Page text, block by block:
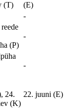
(T)
(E)
-
(P)
-
-
24.
(K)
22. juuni (E)